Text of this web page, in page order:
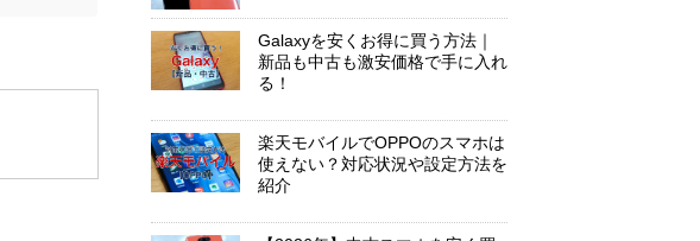
Galaxyを安くお得に買う方法｜
新品も中古も激安価格で手に入れ
る！
楽天モバイルでOPPOのスマホは
使えない？対応状況や設定方法を
紹介